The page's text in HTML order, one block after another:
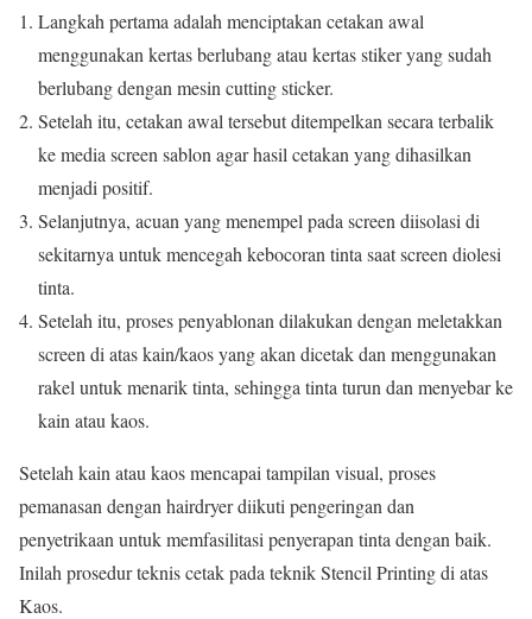
Langkah pertama adalah menciptakan cetakan awal
menggunakan kertas berlubang atau kertas stiker yang sudah
berlubang dengan mesin cutting sticker.
Setelah itu, cetakan awal tersebut ditempelkan secara terbalik
ke media screen sablon agar hasil cetakan yang dihasilkan
menjadi positif.
Selanjutnya, acuan yang menempel pada screen diisolasi di
sekitarnya untuk mencegah kebocoran tinta saat screen diolesi
tinta.
Setelah itu, proses penyablonan dilakukan dengan meletakkan
screen di atas kain/kaos yang akan dicetak dan menggunakan
rakel untuk menarik tinta, sehingga tinta turun dan menyebar ke
kain atau kaos.
Setelah kain atau kaos mencapai tampilan visual, proses
pemanasan dengan hairdryer diikuti pengeringan dan
penyetrikaan untuk memfasilitasi penyerapan tinta dengan baik.
Inilah prosedur teknis cetak pada teknik Stencil Printing di atas
Kaos.